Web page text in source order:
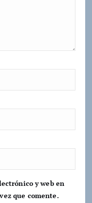
y web en
que comente.